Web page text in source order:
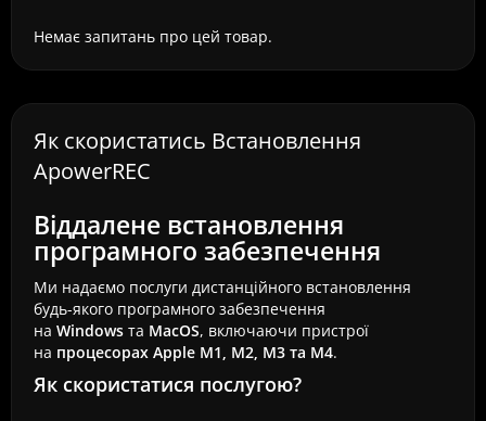
Немає запитань про цей товар.
Як скористатись Встановлення
ApowerREC
Віддалене встановлення
програмного забезпечення
Ми надаємо послуги дистанційного встановлення
будь-якого програмного забезпечення
на Windows та MacOS, включаючи пристрої
на процесорах Apple M1, M2, M3 та M4.
Як скористатися послугою?